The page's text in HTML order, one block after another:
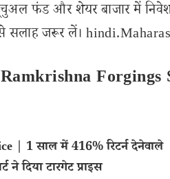
फंड और शेयर बाजार में
सलाह जरूर लें।
| 1 साल में 416% रिटर्न देनेवाले
दिया टारगेट प्राइस